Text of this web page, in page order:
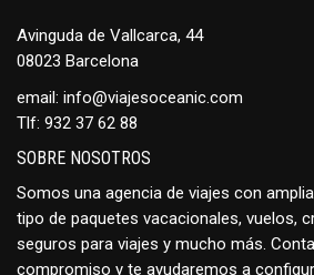
Avinguda de Vallcarca, 44
08023 Barcelona
email: info@viajesoceanic.com
Tlf: 932 37 62 88
SOBRE NOSOTROS
Somos una agencia de viajes con
tipo de paquetes vacacionales, vuelos,
seguros para viajes y mucho más.
compromiso y te ayudaremos a